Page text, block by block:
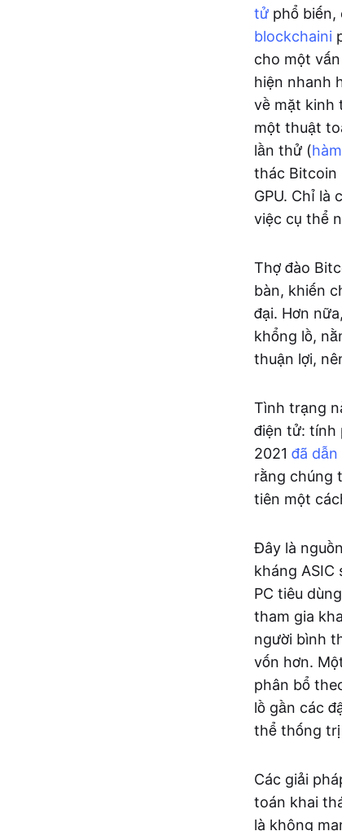
tử phổ biến,
blockchaini
cho một
hiện nhanh
về mặt kinh
một thuật
lần thử (
thác Bitcoin
GPU. Chỉ là
việc cụ thể
Thợ đào
bàn, khiến
đại. Hơn
khổng lồ,
thuận lợi,
Tình trạng
điện tử: tính
2021 đã dẫn
rằng chúng
tiên một
Đây là
kháng
PC tiêu
tham gia
người bình
vốn hơn.
phân bổ
lồ gần các
thể thống
Các giải
toán khai
là không